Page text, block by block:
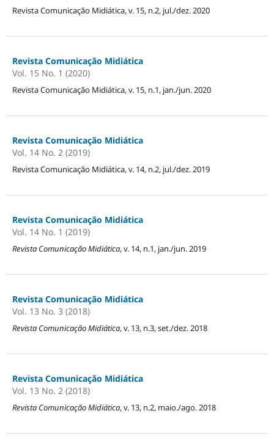
Revista Comunicação Midiática, v. 15, n.2, jul./dez. 2020
Revista Comunicação Midiática
Vol. 15 No. 1 (2020)
Revista Comunicação Midiática, v. 15, n.1, jan./jun. 2020
Revista Comunicação Midiática
Vol. 14 No. 2 (2019)
Revista Comunicação Midiática, v. 14, n.2, jul./dez. 2019
Revista Comunicação Midiática
Vol. 14 No. 1 (2019)
Revista Comunicação Midiática, v. 14, n.1, jan./jun. 2019
Revista Comunicação Midiática
Vol. 13 No. 3 (2018)
Revista Comunicação Midiática, v. 13, n.3, set./dez. 2018
Revista Comunicação Midiática
Vol. 13 No. 2 (2018)
Revista Comunicação Midiática, v. 13, n.2, maio./ago. 2018